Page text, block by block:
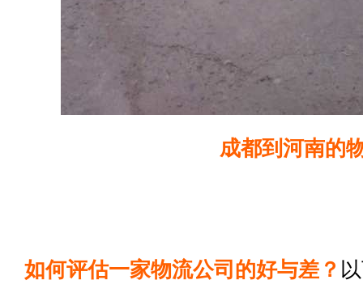
成都到河南的
如何评估一家物流公司的好与差？